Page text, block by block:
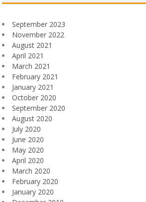
September 2023
November 2022
August 2021
April 2021
March 2021
February 2021
January 2021
October 2020
September 2020
August 2020
July 2020
June 2020
May 2020
April 2020
March 2020
February 2020
January 2020